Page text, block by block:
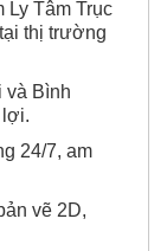
Ly Tâm Trục
thị trường
và Bình
lợi.
24/7, am
vẽ 2D,